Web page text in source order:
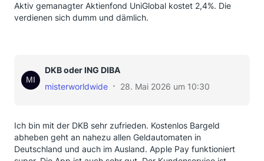
Aktiv gemanagter Aktienfond UniGlobal kostet 2,4%. Die
verdienen sich dumm und dämlich.
DKB oder ING DIBA
misterworldwide
28. Mai 2026 um 10:30
Ich bin mit der DKB sehr zufrieden. Kostenlos Bargeld
abheben geht an nahezu allen Geldautomaten in
Deutschland und auch im Ausland. Apple Pay funktioniert